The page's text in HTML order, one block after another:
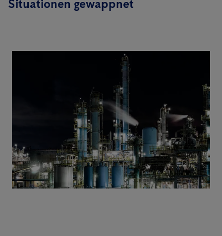
Situationen gewappnet